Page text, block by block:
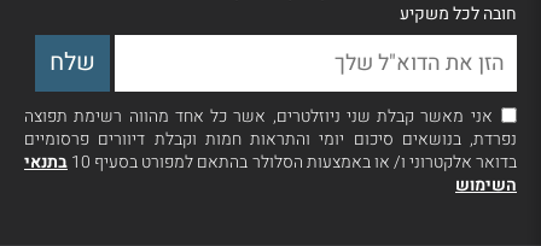
חובה לכל משקיע
אני מאשר קבלת שני ניוזלטרים, אשר כל אחד מהווה רשימת תפוצה
נפרדת, בנושאים סיכום יומי והתראות חמות וקבלת דיוורים פרסומיים
בדואר אלקטרוני ו/ או באמצעות הסלולר בהתאם למפורט בסעיף 10
בתנאי
השימוש